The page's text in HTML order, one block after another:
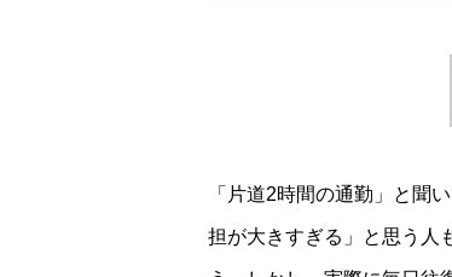
「片道2時間の通勤」と聞
担が大きすぎる」と思う人